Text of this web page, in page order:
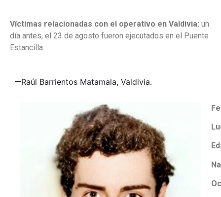
Víctimas relacionadas con el operativo en Valdivia: un
día antes, el 23 de agosto fueron ejecutados en el Puente
Estancilla.
Raúl Barrientos Matamala, Valdivia.